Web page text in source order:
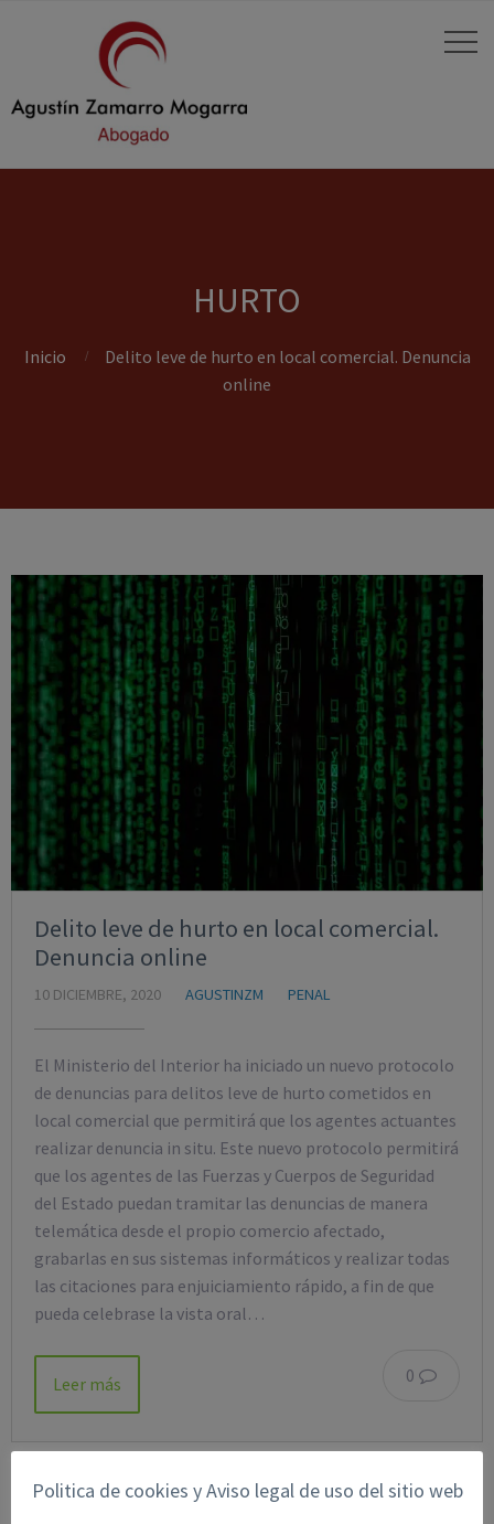
HURTO
Inicio
Delito leve de hurto en local comercial. Denuncia
online
Delito leve de hurto en local comercial.
Denuncia online
10 DICIEMBRE, 2020 AGUSTINZM PENAL
El Ministerio del Interior ha iniciado un nuevo protocolo
de denuncias para delitos leve de hurto cometidos en
local comercial que permitirá que los agentes actuantes
realizar denuncia in situ. Este nuevo protocolo permitirá
que los agentes de las Fuerzas y Cuerpos de Seguridad
del Estado puedan tramitar las denuncias de manera
telemática desde el propio comercio afectado,
grabarlas en sus sistemas informáticos y realizar todas
las citaciones para enjuiciamiento rápido, a fin de que
pueda celebrase la vista oral…
0
Leer más
BUSCAR EN EL BLOG
Politica de cookies y Aviso legal de uso del sitio web